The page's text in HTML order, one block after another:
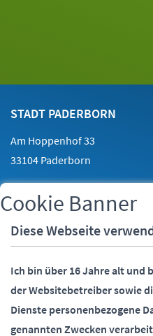
STADT PADERBORN
Am Hoppenhof 33
33104 Paderborn
Telefon:05251 88-0
Fax:
05251 88-2000
E-Mail: info@paderborn.de
SOCIALMEDIA
Cookie Banner
Diese Webseite
Ich bin über 16 Jahre alt und
der Websitebetreiber sowie
Dienste personenbezogene
genannten Zwecken